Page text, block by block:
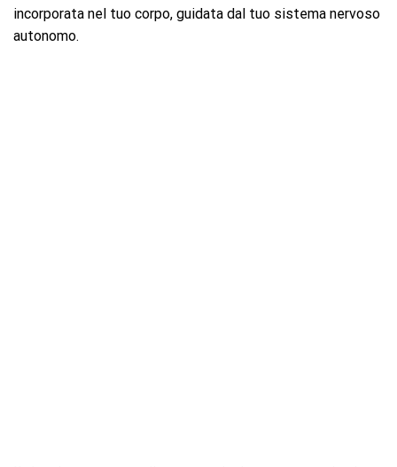
incorporata nel tuo corpo, guidata dal tuo sistema nervoso
autonomo.